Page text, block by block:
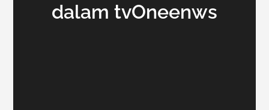
dalam tvOneenws